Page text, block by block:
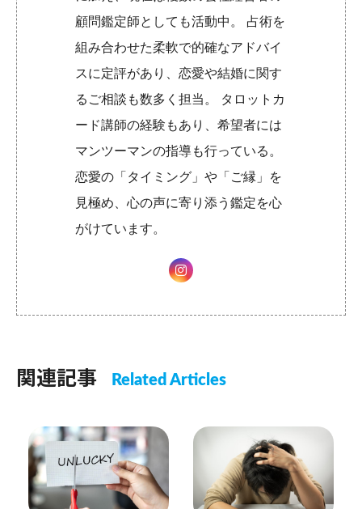
顧問鑑定師としても活動中。 占術を
組み合わせた柔軟で的確なアドバイ
スに定評があり、恋愛や結婚に関す
るご相談も数多く担当。 タロットカ
ード講師の経験もあり、希望者には
マンツーマンの指導も行っている。
恋愛の「タイミング」や「ご縁」を
見極め、心の声に寄り添う鑑定を心
がけています。
関連記事 Related Articles